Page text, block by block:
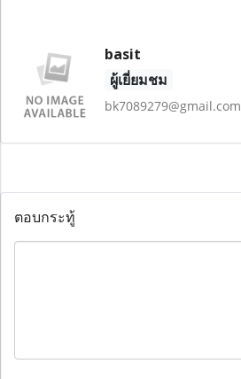
basit
ผู้เยี่ยมชม
bk7089279@gmail.com
ตอบกระทู้